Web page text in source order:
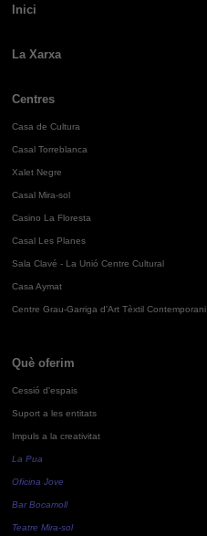
Inici
La Xarxa
Centres
Casa de Cultura
Casal Torreblanca
Xalet Negre
Casal Mira-sol
Casino La Floresta
Casal Les Planes
Sala Clavé - La Unió Centre Cultural
Casa Aymat
Centre Grau-Garriga d'Art Tèxtil Contemporani
Què oferim
Cessió d'espais
Suport a les entitats
Impuls a la creativitat
La Pua
Oficina Jove
Bar Bocamoll
Teatre Mira-sol